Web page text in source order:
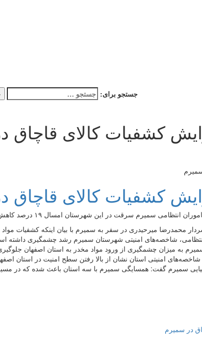
جستجو برای:
کشفیات کالای قاچاق
کشفیات کالای قاچاق
شهرستان امسال ۱۹ درصد کاهش و کشفیات کالای قاچاق ۲۰ درصد افزایش داشته است.
محمدرضا میرحیدری در سفر به سمیرم با بیان اینکه کشفیات مواد
شاخصه‌های امنیتی شهرستان سمیرم رشد چشمگیری داشته
به میزان چشمگیری از ورود مواد مخدر به استان اصفهان
امنیتی استان نشان از بالا رفتن سطح امنیت در استان
سمیرم گفت: همسایگی سمیرم با سه استان باعث شده که در مسیر
در سمیرم